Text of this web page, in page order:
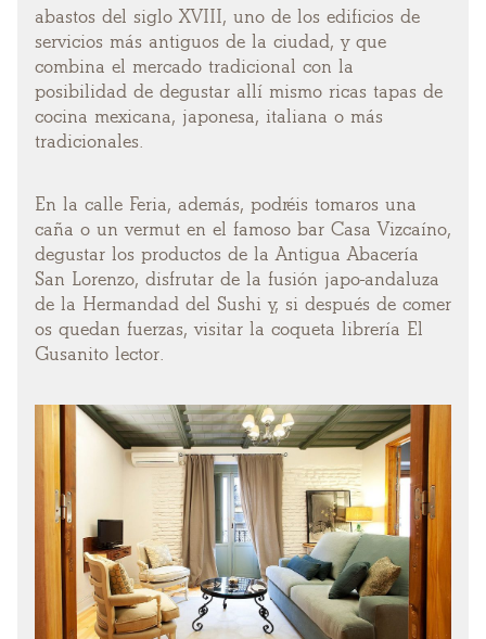
abastos del siglo XVIII, uno de los edificios de
servicios más antiguos de la ciudad, y que
combina el mercado tradicional con la
posibilidad de degustar allí mismo ricas tapas de
cocina mexicana, japonesa, italiana o más
tradicionales.
En la calle Feria, además, podréis tomaros una
caña o un vermut en el famoso bar Casa Vizcaíno,
degustar los productos de la Antigua Abacería
San Lorenzo, disfrutar de la fusión japo-andaluza
de la Hermandad del Sushi y, si después de comer
os quedan fuerzas, visitar la coqueta librería El
Gusanito lector.